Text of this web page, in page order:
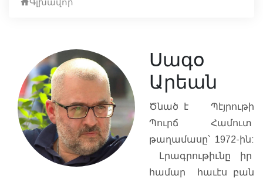
Սագօ
Արեան
Ծնած է Պէյրութի
Պուրճ Համուտ
թաղամասը՝ 1972-ին:
Լրագրութիւնը իր
համար հաւէս բան